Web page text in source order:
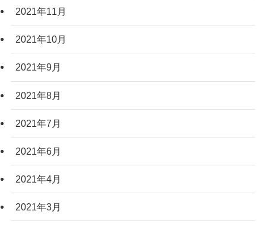
2021年11月
2021年10月
2021年9月
2021年8月
2021年7月
2021年6月
2021年4月
2021年3月